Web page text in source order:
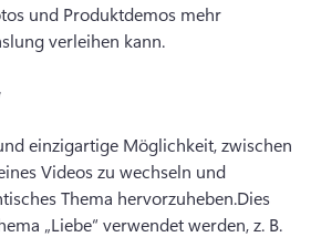
und Produktdemos mehr
verleihen kann.
einzigartige Möglichkeit, zwischen
Videos zu wechseln und
Thema hervorzuheben.Dies
„Liebe“ verwendet werden, z. B.